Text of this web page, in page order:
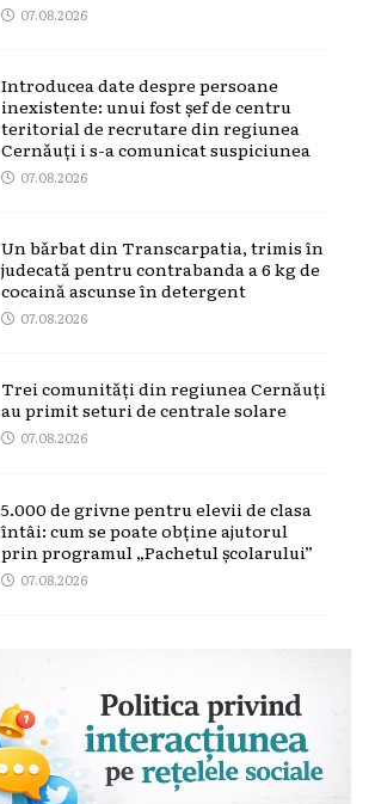
07.08.2026
Introducea date despre persoane
inexistente: unui fost șef de centru
teritorial de recrutare din regiunea
Cernăuți i s-a comunicat suspiciunea
07.08.2026
Un bărbat din Transcarpatia, trimis în
judecată pentru contrabanda a 6 kg de
cocaină ascunse în detergent
07.08.2026
Trei comunități din regiunea Cernăuți
au primit seturi de centrale solare
07.08.2026
5.000 de grivne pentru elevii de clasa
întâi: cum se poate obține ajutorul
prin programul „Pachetul școlarului”
07.08.2026